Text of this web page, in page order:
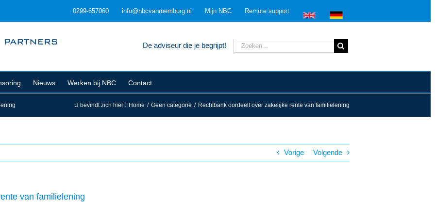
0299-657060 info@nbcvanroemburg.nl Mijn NBC Remote support
De adviseur die je begrijpt!
Zoeken
naar:
Nieuws Werken bij NBC Contact
U bevindt zich hier:: Home / Geen categorie / Rechtbank oordeelt over zakelijke rente van familielening
Vorige Volgende
van familielening